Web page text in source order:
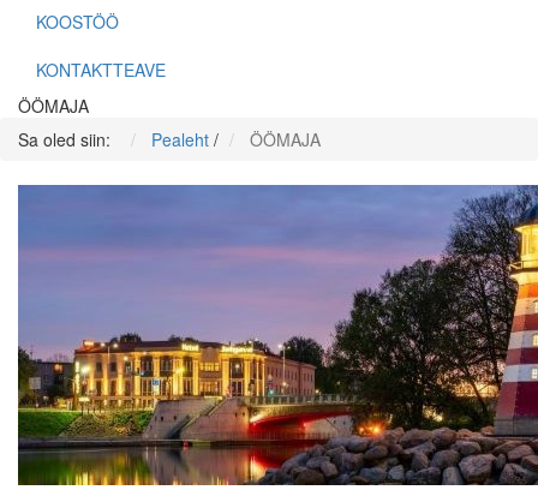
KOOSTÖÖ
KONTAKTTEAVE
ÖÖMAJA
Sa oled siin:
Pealeht / ÖÖMAJA